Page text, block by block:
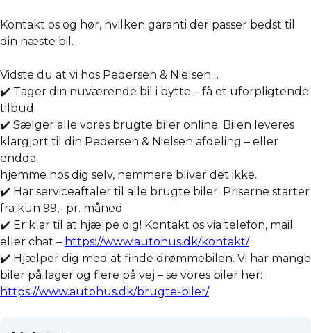
Kontakt os og hør, hvilken garanti der passer bedst til
din næste bil.
Vidste du at vi hos Pedersen & Nielsen…
✔️ Tager din nuværende bil i bytte – få et uforpligtende
tilbud.
✔️ Sælger alle vores brugte biler online. Bilen leveres
klargjort til din Pedersen & Nielsen afdeling – eller
endda
hjemme hos dig selv, nemmere bliver det ikke.
✔️ Har serviceaftaler til alle brugte biler. Priserne starter
fra kun 99,- pr. måned
✔️ Er klar til at hjælpe dig! Kontakt os via telefon, mail
eller chat – https://www.autohus.dk/kontakt/
✔️ Hjælper dig med at finde drømmebilen. Vi har mange
biler på lager og flere på vej – se vores biler her:
https://www.autohus.dk/brugte-biler/